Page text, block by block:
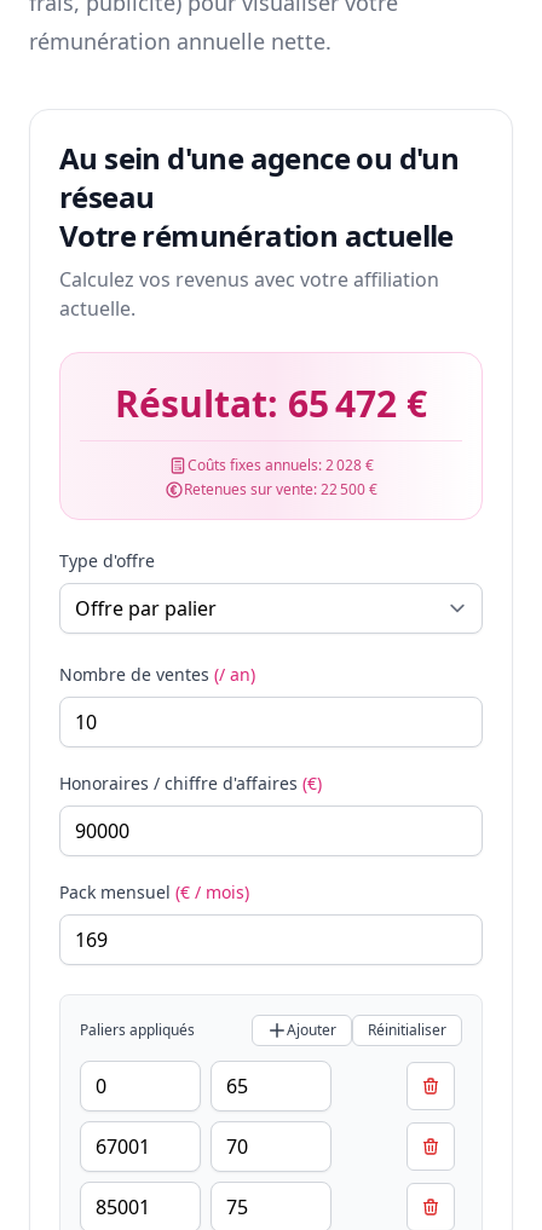
rémunération annuelle nette.
Au sein d'une agence ou d'un
réseau
Votre rémunération actuelle
Calculez vos revenus avec votre affiliation
actuelle.
Résultat: 65 472 €
Coûts fixes annuels:2 028 €
Retenues sur vente:22 500 €
Type d'offre
Nombre de ventes (/ an)
Honoraires / chiffre d'affaires (€)
Pack mensuel (€ / mois)
Paliers appliqués Ajouter Réinitialiser